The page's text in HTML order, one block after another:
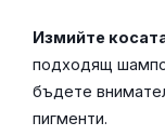
Измийте
подходящ
бъдете
пигменти.